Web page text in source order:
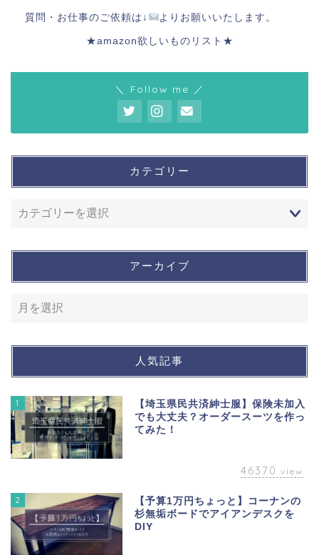
質問・お仕事のご依頼は↓ よりお願いいたします。
★amazon欲しいものリスト★
＼ Follow me ／
カテゴリー
アーカイブ
人気記事
1
【埼玉県民共済紳士服】保険未加入
でも大丈夫？オーダースーツを作っ
てみた！
46370 view
2
【予算1万円ちょっと】コーナンの
杉無垢ボードでアイアンデスクを
DIY